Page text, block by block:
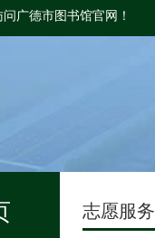
广德市图书馆官网！
志愿服务